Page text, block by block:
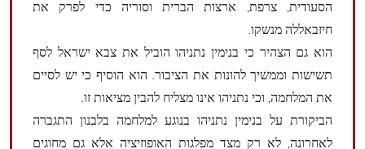
הסעודית, צרפת, ארצות הברית וסוריה כדי לפרק את
חיזבאללה מנשקו.
הוא גם הצהיר כי בנימין נתניהו הוביל את צבא ישראל לסף
תשישות וממשיך להונות את הציבור. הוא הוסיף כי יש לסיים
את המלחמה, וכי נתניהו אינו מצליח להבין מציאות זו.
הביקורת על בנימין נתניהו בנוגע למלחמה בלבנון התגברה
לאחרונה, לא רק מצד מפלגות האופוזיציה אלא גם מחוגים